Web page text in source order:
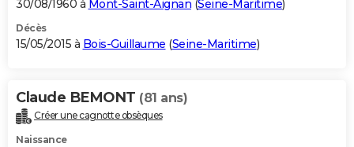
30/08/1960 à Mont-Saint-Aignan (Seine-Maritime)
Décès
15/05/2015 à Bois-Guillaume (Seine-Maritime)
Claude BEMONT (81 ans)
Créer une cagnotte obsèques
Naissance